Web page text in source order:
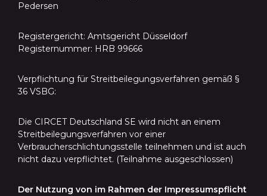
Pedersen
Registergericht: Amtsgericht Düsseldorf
Registernummer: HRB 99666
Verpflichtung für Streitbeilegungsverfahren gemäß §
36 VSBG:
Die CIRCET Deutschland SE wird nicht an einem
Streitbeilegungsverfahren vor einer
Verbraucherschlichtungsstelle teilnehmen und ist auch
nicht dazu verpflichtet. (Teilnahme ausgeschlossen)
Der Nutzung von im Rahmen der Impressumspflicht